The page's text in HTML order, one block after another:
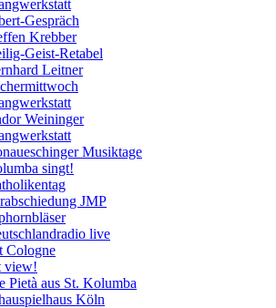
Gespräch
Krebber
Geist-Retabel
Leitner
Weininger
Musiktage
singt!
JMP
live
Cologne
view!
Pietà aus St. Kolumba
Köln